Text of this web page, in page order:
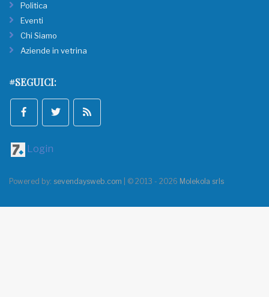
Politica
Eventi
Chi Siamo
Aziende in vetrina
#SEGUICI:
Login
Powered by: sevendaysweb.com | © 2013 - 2026 Molekola srls